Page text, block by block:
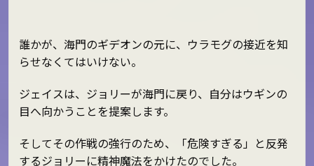
誰かが、海門のギデオンの元に、ウラモグの接近を知
らせなくてはいけない。
ジェイスは、ジョリーが海門に戻り、自分はウギンの
目へ向かうことを提案します。
そしてその作戦の強行のため、「危険すぎる」と反発
するジョリーに精神魔法をかけたのでした。